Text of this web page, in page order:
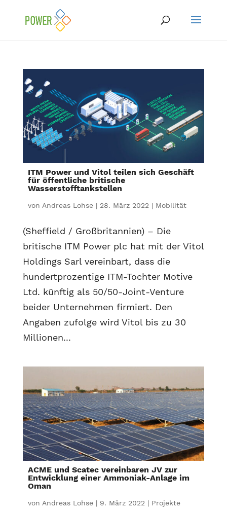
ITM Power und Vitol teilen sich Geschäft
für öffentliche britische
Wasserstofftankstellen
von Andreas Lohse| 28. März 2022 | Mobilität
(Sheffield / Großbritannien) – Die
britische ITM Power plc hat mit der Vitol
Holdings Sarl vereinbart, dass die
hundertprozentige ITM-Tochter Motive
Ltd. künftig als 50/50-Joint-Venture
beider Unternehmen firmiert. Den
Angaben zufolge wird Vitol bis zu 30
Millionen...
ACME und Scatec vereinbaren JV zur
Entwicklung einer Ammoniak-Anlage im
Oman
von Andreas Lohse| 9. März 2022 | Projekte